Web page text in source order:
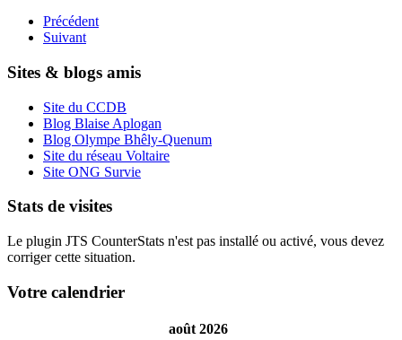
Précédent
Suivant
Sites & blogs amis
Site du CCDB
Blog Blaise Aplogan
Blog Olympe Bhêly-Quenum
Site du réseau Voltaire
Site ONG Survie
Stats de visites
Le plugin JTS CounterStats n'est pas installé ou activé, vous devez
corriger cette situation.
Votre calendrier
août 2026